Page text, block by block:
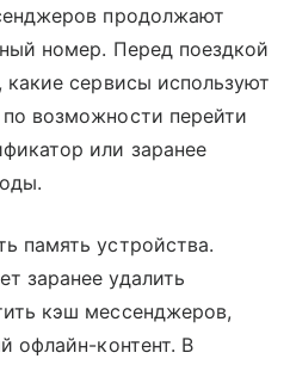
продолжают
номер. Перед поездкой
какие сервисы используют
возможности перейти
или заранее
память устройства.
заранее удалить
кэш мессенджеров,
офлайн-контент. В